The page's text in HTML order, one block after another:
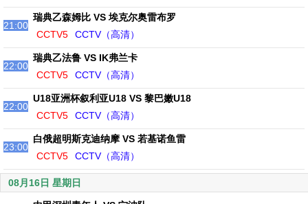
21:00
瑞典乙森姆比 VS 埃克尔奥雷布罗
CCTV5
CCTV（高清）
22:00
瑞典乙法鲁 VS IK弗兰卡
CCTV5
CCTV（高清）
22:00
U18亚洲杯叙利亚U18 VS 黎巴嫩U18
CCTV5
CCTV（高清）
23:00
白俄超明斯克迪纳摩 VS 若基诺鱼雷
CCTV5
CCTV（高清）
08月16日 星期日